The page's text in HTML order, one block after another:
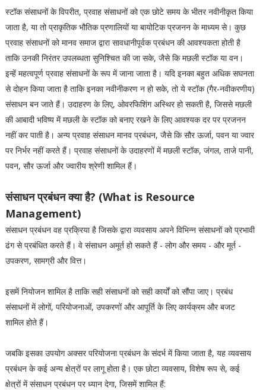
स्टॉक संसाधनों के विपरीत, प्रवाह संसाधनों को एक छोटे समय के भीतर नवीनीकृत किया
जाता है, या तो प्राकृतिक भौतिक प्रणालियों या बायोटिक प्रजनन के माध्यम से। कुछ
प्रवाह संसाधनों को मानव समाज द्वारा सावधानीपूर्वक प्रबंधन की आवश्यकता होती है
ताकि उनकी निरंतर उपलब्धता सुनिश्चित की जा सके, जैसे कि मछली स्टॉक या वन।
इन्हें महत्वपूर्ण प्रवाह संसाधनों के रूप में जाना जाता है। यदि इनका बहुत अधिक सघनता
से दोहन किया जाता है ताकि इनका नवीनीकरण न हो सके, तो ये स्टॉक (गैर-नवीकरणीय)
संसाधन बन जाते हैं। उदाहरण के लिए, ओवरफिशिंग अस्थिर हो सकती है, जिससे मछली
की आबादी भविष्य में मछली के स्टॉक को बनाए रखने के लिए आवश्यक दर पर प्रजनन
नहीं कर पाती है। अन्य प्रवाह संसाधन मानव प्रबंधन, जैसे कि सौर ऊर्जा, पवन या ज्वार
पर निर्भर नहीं करते हैं। प्रवाह संसाधनों के उदाहरणों में मछली स्टॉक, जंगल, ताजे पानी,
पवन, सौर ऊर्जा और ज्वारीय श्रेणी शामिल हैं।
संसाधन प्रबंधन क्या है? (What is Resource
Management)
संसाधन प्रबंधन वह प्रक्रिया है जिसके द्वारा व्यवसाय अपने विभिन्न संसाधनों को प्रभावी
ढंग से प्रबंधित करते हैं। वे संसाधन अमूर्त हो सकते हैं - लोग और समय - और मूर्त -
उपकरण, सामग्री और वित्त।
इसमें नियोजन शामिल है ताकि सही संसाधनों को सही कार्यों को सौंपा जाए। प्रबंध
संसाधनों में लोगों, परियोजनाओं, उपकरणों और आपूर्ति के लिए कार्यक्रम और बजट
शामिल होते हैं।
जबकि इसका उपयोग अक्सर परियोजना प्रबंधन के संदर्भ में किया जाता है, यह व्यवसाय
प्रबंधन के कई अन्य क्षेत्रों पर लागू होता है। एक छोटा व्यवसाय, विशेष रूप से, कई
क्षेत्रों में संसाधन प्रबंधन पर ध्यान देगा, जिसमें शामिल हैं: